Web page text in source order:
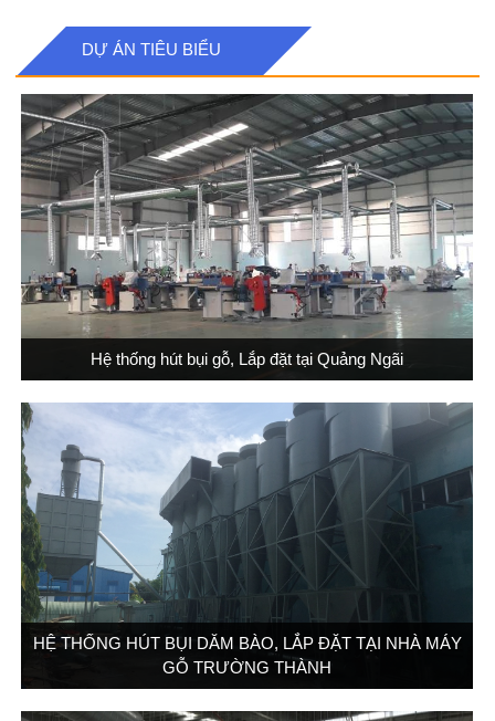
DỰ ÁN TIÊU BIỂU
Hệ thống hút bụi gỗ, Lắp đặt tại Quảng Ngãi
HỆ THỐNG HÚT BỤI DĂM BÀO, LẮP ĐẶT TẠI NHÀ MÁY
GỖ TRƯỜNG THÀNH